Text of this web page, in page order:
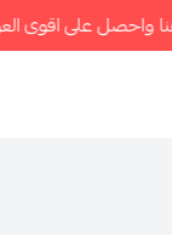
على اقوى